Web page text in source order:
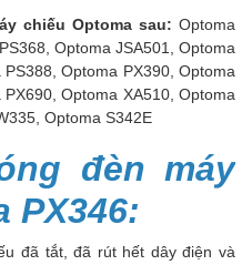
chiếu Optoma sau: Optoma
Optoma JSA501, Optoma
Optoma PX390, Optoma
Optoma XA510, Optoma
Optoma S342E
đèn máy
PX346:
đã tắt, đã rút hết dây điện và